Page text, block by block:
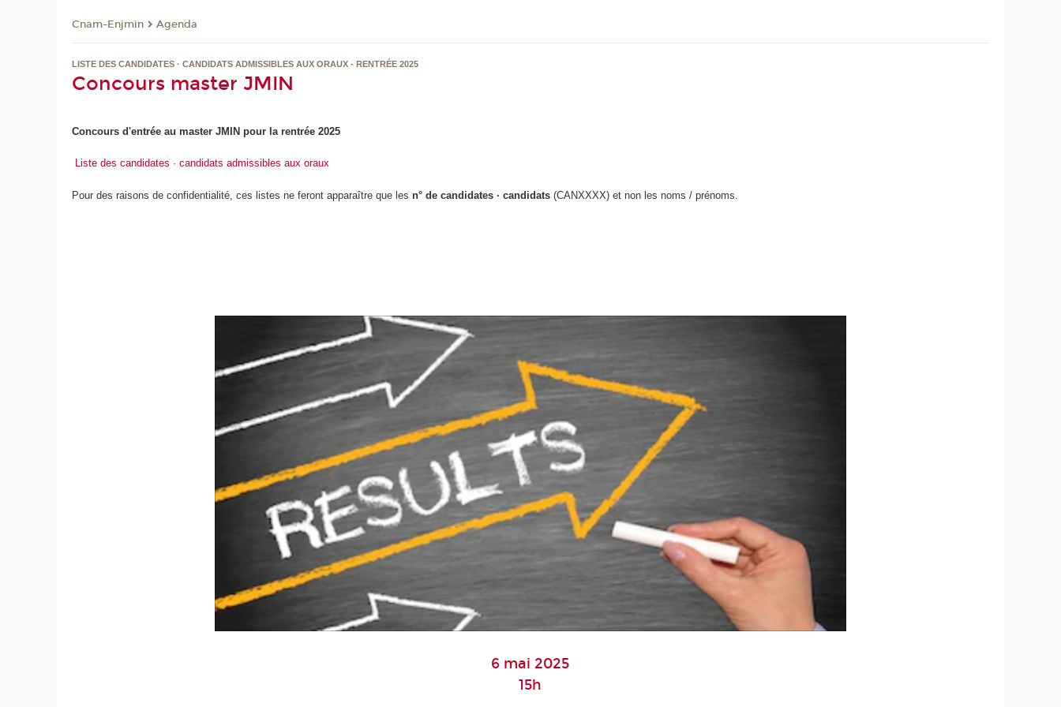
Cnam-Enjmin Agenda
LISTE DES CANDIDATES · CANDIDATS ADMISSIBLES AUX ORAUX - RENTRÉE 2025
Concours master JMIN
Concours d'entrée au master JMIN pour la rentrée 2025
Liste des candidates · candidats admissibles aux oraux
Pour des raisons de confidentialité, ces listes ne feront apparaître que lesn° de candidates · candidats (CANXXXX) et non les noms / prénoms.
6 mai 2025
15h